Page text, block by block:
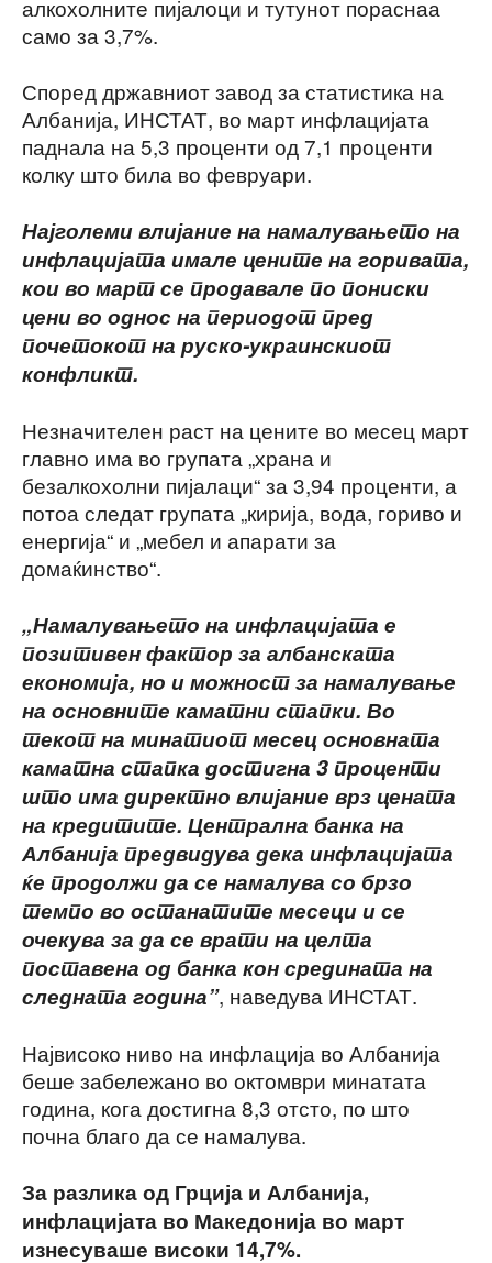
алкохолните пијалоци и тутунот пораснаа
само за 3,7%.
Според државниот завод за статистика на
Албанија, ИНСТАТ, во март инфлацијата
паднала на 5,3 проценти од 7,1 проценти
колку што била во февруари.
Најголеми влијание на намалувањето на
инфлацијата имале цените на горивата,
кои во март се продавале по пониски
цени во однос на периодот пред
почетокот на руско-украинскиот
конфликт.
Незначителен раст на цените во месец март
главно има во групата „храна и
безалкохолни пијалаци“ за 3,94 проценти, а
потоа следат групата „кирија, вода, гориво и
енергија“ и „мебел и апарати за
домаќинство“.
„Намалувањето на инфлацијата е
позитивен фактор за албанската
економија, но и можност за намалување
на основните каматни стапки. Во
текот на минатиот месец основната
каматна стапка достигна 3 проценти
што има директно влијание врз цената
на кредитите. Централна банка на
Албанија предвидува дека инфлацијата
ќе продолжи да се намалува со брзо
темпо во останатите месеци и се
очекува за да се врати на целта
поставена од банка кон средината на
следната година”, наведува ИНСТАТ.
Највисоко ниво на инфлација во Албанија
беше забележано во октомври минатата
година, кога достигна 8,3 отсто, по што
почна благо да се намалува.
За разлика од Грција и Албанија,
инфлацијата во Македонија во март
изнесуваше високи 14,7%.